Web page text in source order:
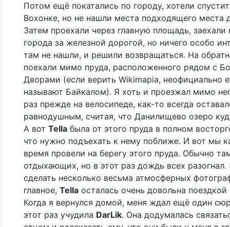
Потом ещё покатались по городу, хотели
Вохонке, но не нашли места подходящего места
Затем проехали через главную площадь, заехали
города за железной дорогой, но ничего особо
там не нашли, и решили возвращаться. На
поехали мимо пруда, расположенного рядом с
Дворами (если верить Wikimapia, неофициально
называют Байкалом). Я хоть и проезжал мимо
раз прежде на велосипеде, как-то всегда
равнодушным, считая, что Данилищево озеро
А вот Tella была от этого пруда в полном
что нужно подъехать к нему поближе. И вот мы
время провели на берегу этого пруда. Обычно
отдыхающих, но в этот раз дождь всех разогнал.
сделать несколько весьма атмосферных
главное, Tella осталась очень довольна поездкой
Когда я вернулся домой, меня ждал ещё один
этот раз учудила DarLik. Она додумалась